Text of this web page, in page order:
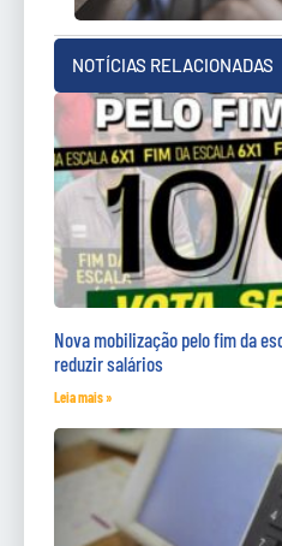
NOTÍCIAS RELACIONADAS
Nova mobilização pelo fim da
reduzir salários
Leia mais »